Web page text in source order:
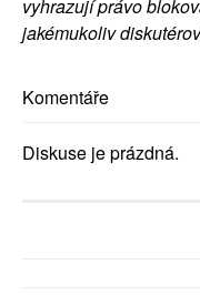
vyhrazují právo
jakémukoliv
Komentáře
Diskuse je prázdná.